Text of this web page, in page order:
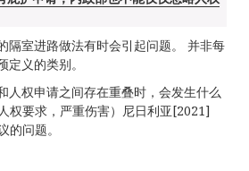
隔室进路做法有时会引起问题。 并非每
义的类别。
人权申请之间存在重叠时，会发生什么
权要求，严重伤害）尼日利亚[2021]
问题。